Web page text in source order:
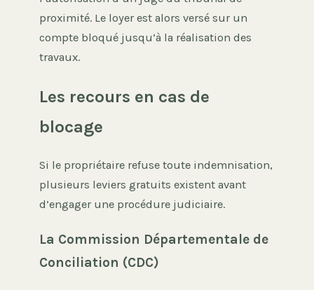
proximité. Le loyer est alors versé sur un
compte bloqué jusqu’à la réalisation des
travaux.
Les recours en cas de
blocage
Si le propriétaire refuse toute indemnisation,
plusieurs leviers gratuits existent avant
d’engager une procédure judiciaire.
La Commission Départementale de
Conciliation (CDC)